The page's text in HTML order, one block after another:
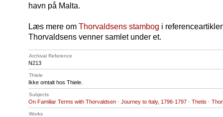
havn på Malta.
Læs mere om Thorvaldsens stambog i
Thorvaldsens venner samlet under et.
Archival Reference
N213
Thiele
Ikke omtalt hos Thiele.
Subjects
On Familiar Terms with Thorvaldsen · Journey to Italy, 1796-1797 · Thetis ·
Works